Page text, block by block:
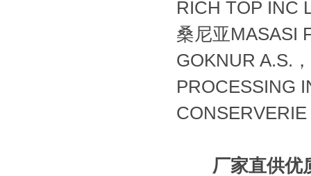
RICH TOP INC
桑尼亚MASASI
GOKNUR A.S.
PROCESSING
厂家直供优